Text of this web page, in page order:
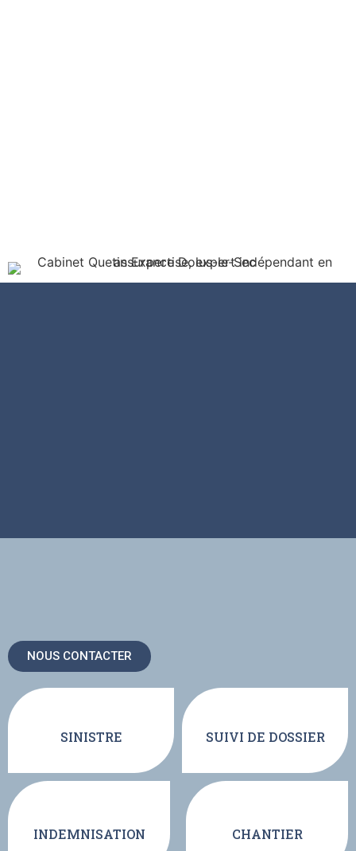
NOUS CONTACTER
SINISTRE SUIVI DE DOSSIER
INDEMNISATION CHANTIER